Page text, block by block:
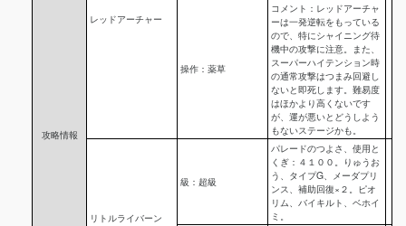
攻略情報
レッドアーチャー
操作：薬草
コメント：レッドアーチャ
ーは一発逆転をもっている
ので、特にシャイニング待
機中の攻撃に注意。また、
スーパーハイテンション時
の通常攻撃はつまみ回避し
ないと即死します。難易度
はほかより高くないです
が、運が悪いとどうしよう
もないステージかも。
リトルライバーン
級：超級
パレードのつよさ、使用と
くぎ：４１００。りゅうお
う、タイプG、メーダプリ
ンス、補助回復×２。ピオ
リム、バイキルト、ベホイ
ミ。